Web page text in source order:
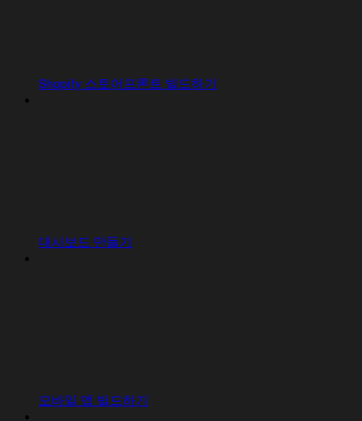
Shopify 스토어프론트 빌드하기
대시보드 만들기
모바일 앱 빌드하기